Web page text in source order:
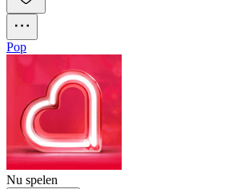
Pop
Nu spelen